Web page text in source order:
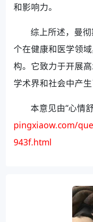
和影响力。
综上所述，曼
个在健康和医学领
构。它致力于开展
学术界和社会中产生
本意见由“心情
pingxiaow.com/
943f.html